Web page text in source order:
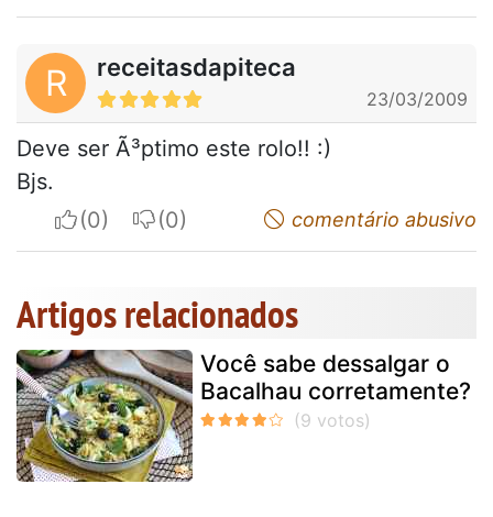
R receitasdapiteca
23/03/2009
Deve ser Ã³ptimo este rolo!! :)
Bjs.
I apreciateI do not appreciatecomentário abusivo
Artigos relacionados
Você sabe dessalgar o
Bacalhau corretamente?